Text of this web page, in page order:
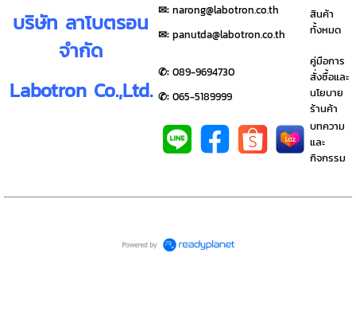
บริษัท ลาโบตรอน
จำกัด
Labotron Co.,Ltd.
✉︎: narong@labotron.co.th
✉︎: panutda@labotron.co.th
สินค้า
ทั้งหมด
✆: 089-9694730
✆: 065-5189999
คู่มือการ
สั่งซื้อและ
นโยบาย
ร้านค้า
บทความ
และ
กิจกรรม